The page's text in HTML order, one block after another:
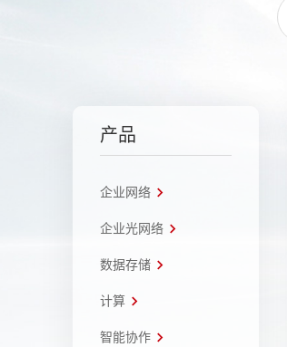
产品
企业网络
企业光网络
数据存储
计算
智能协作